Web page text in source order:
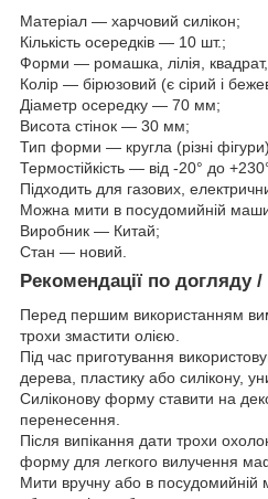
Матеріал — харчовий силікон;
Кількість осередків — 10 шт.;
Форми — ромашка, лілія, квадрат,
Колір — бірюзовий (є сірий і
Діаметр осередку — 70 мм;
Висота стінок — 30 мм;
Тип форми — кругла (різні
Термостійкість — від -20° до
Підходить для газових,
Можна мити в посудомийній
Виробник — Китай;
Стан — новий.
Рекомендації по догляду
Перед першим використанням
трохи змастити олією.
Під час приготування
дерева, пластику або силікону,
Силіконову форму ставити на
перенесення.
Після випікання дати трохи
форму для легкого вилучення
Мити вручну або в посудомийній